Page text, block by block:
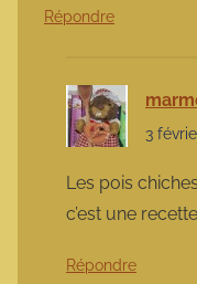
Répondre
3
Les pois
c’est une
Répondre